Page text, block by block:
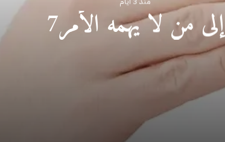
إلى من لا يهمه الأمر7